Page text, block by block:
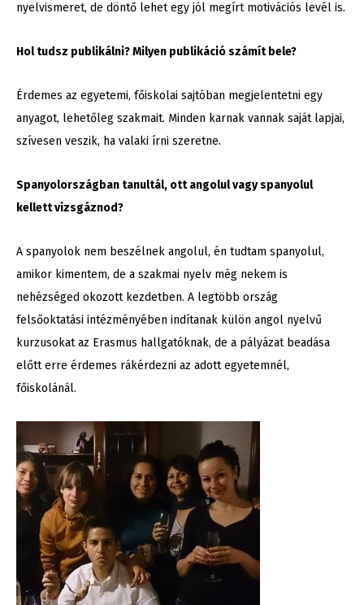
nyelvismeret, de döntő lehet egy jól megírt motivációs levél is.
Hol tudsz publikálni? Milyen publikáció számít bele?
Érdemes az egyetemi, főiskolai sajtóban megjelentetni egy
anyagot, lehetőleg szakmait. Minden karnak vannak saját lapjai,
szívesen veszik, ha valaki írni szeretne.
Spanyolországban tanultál, ott angolul vagy spanyolul
kellett vizsgáznod?
A spanyolok nem beszélnek angolul, én tudtam spanyolul,
amikor kimentem, de a szakmai nyelv még nekem is
nehézséged okozott kezdetben. A legtöbb ország
felsőoktatási intézményében indítanak külön angol nyelvű
kurzusokat az Erasmus hallgatóknak, de a pályázat beadása
előtt erre érdemes rákérdezni az adott egyetemnél,
főiskolánál.